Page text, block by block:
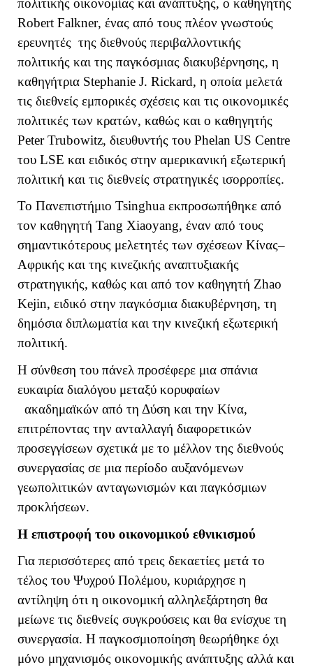
πολιτικής οικονομίας και ανάπτυξης, ο καθηγητής
Robert Falkner, ένας από τους πλέον γνωστούς
ερευνητές της διεθνούς περιβαλλοντικής
πολιτικής και της παγκόσμιας διακυβέρνησης, η
καθηγήτρια Stephanie J. Rickard, η οποία μελετά
τις διεθνείς εμπορικές σχέσεις και τις οικονομικές
πολιτικές των κρατών, καθώς και ο καθηγητής
Peter Trubowitz, διευθυντής του Phelan US Centre
του LSE και ειδικός στην αμερικανική εξωτερική
πολιτική και τις διεθνείς στρατηγικές ισορροπίες.
Το Πανεπιστήμιο Tsinghua εκπροσωπήθηκε από
τον καθηγητή Tang Xiaoyang, έναν από τους
σημαντικότερους μελετητές των σχέσεων Κίνας–
Αφρικής και της κινεζικής αναπτυξιακής
στρατηγικής, καθώς και από τον καθηγητή Zhao
Kejin, ειδικό στην παγκόσμια διακυβέρνηση, τη
δημόσια διπλωματία και την κινεζική εξωτερική
πολιτική.
Η σύνθεση του πάνελ προσέφερε μια σπάνια
ευκαιρία διαλόγου μεταξύ κορυφαίων
ακαδημαϊκών από τη Δύση και την Κίνα,
επιτρέποντας την ανταλλαγή διαφορετικών
προσεγγίσεων σχετικά με το μέλλον της διεθνούς
συνεργασίας σε μια περίοδο αυξανόμενων
γεωπολιτικών ανταγωνισμών και παγκόσμιων
προκλήσεων.
Η επιστροφή του οικονομικού εθνικισμού
Για περισσότερες από τρεις δεκαετίες μετά το
τέλος του Ψυχρού Πολέμου, κυριάρχησε η
αντίληψη ότι η οικονομική αλληλεξάρτηση θα
μείωνε τις διεθνείς συγκρούσεις και θα ενίσχυε τη
συνεργασία. Η παγκοσμιοποίηση θεωρήθηκε όχι
μόνο μηχανισμός οικονομικής ανάπτυξης αλλά και